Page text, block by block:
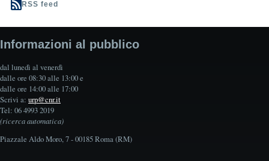
RSS feed
Informazioni al pubblico
dal lunedì al venerdì
dalle ore 08:30 alle 13:00 e
dalle ore 14:00 alle 17:00
Scrivi a: urp@cnr.it
Tel: 06 4993 2019
(ricerca automatica)
Piazzale Aldo Moro, 7 - 00185 Roma (RM)